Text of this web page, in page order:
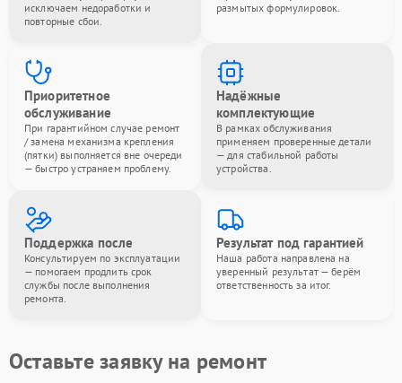
исключаем недоработки и
повторные сбои.
размытых формулировок.
Приоритетное
обслуживание
При гарантийном случае ремонт
/ замена механизма крепления
(пятки) выполняется вне очереди
— быстро устраняем проблему.
Надёжные
комплектующие
В рамках обслуживания
применяем проверенные детали
— для стабильной работы
устройства.
Поддержка после
Консультируем по эксплуатации
— помогаем продлить срок
службы после выполнения
ремонта.
Результат под гарантией
Наша работа направлена на
уверенный результат — берём
ответственность за итог.
Оставьте заявку на ремонт